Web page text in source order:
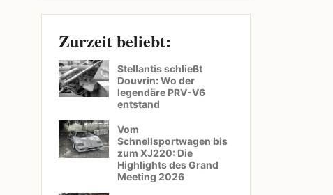
Zurzeit beliebt:
Stellantis schließt
Douvrin: Wo der
legendäre PRV-V6
entstand
Vom
Schnellsportwagen bis
zum XJ220: Die
Highlights des Grand
Meeting 2026